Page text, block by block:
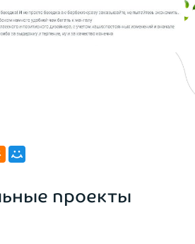
проекты